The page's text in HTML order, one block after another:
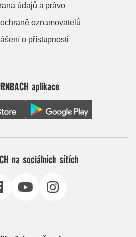
údajů a právo
oznamovatelů
o přístupnosti
aplikace
na sociálních sítích